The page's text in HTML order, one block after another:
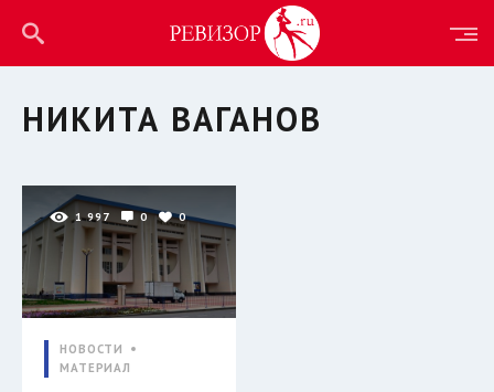
НИКИТА ВАГАНОВ
1 997 0 0
НОВОСТИ
МАТЕРИАЛ